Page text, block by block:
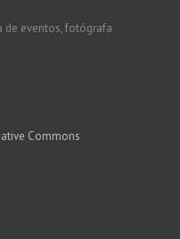
de eventos, fotógrafa
Commons